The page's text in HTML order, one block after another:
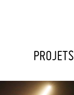
PROJETS